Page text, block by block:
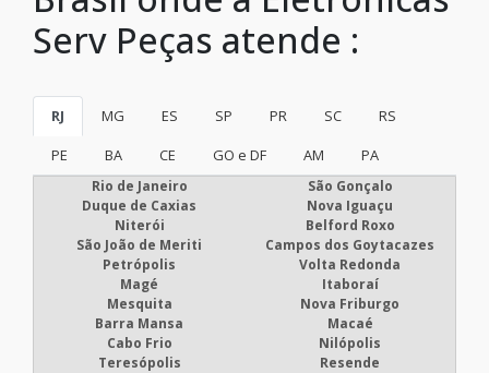
Serv Peças atende :
RJ MG ES SP PR SC
RS
PE
BA CE GO e DF AM PA
Rio de Janeiro
São Gonçalo
Duque de Caxias
Nova Iguaçu
Niterói
Belford Roxo
São João de Meriti
Campos dos Goytacazes
Petrópolis
Volta Redonda
Magé
Itaboraí
Mesquita
Nova Friburgo
Barra Mansa
Macaé
Cabo Frio
Nilópolis
Teresópolis
Resende